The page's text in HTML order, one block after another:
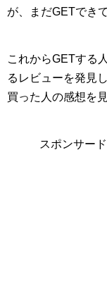
が、まだGETでき
これからGETする
るレビューを発見
買った人の感想を
スポンサー